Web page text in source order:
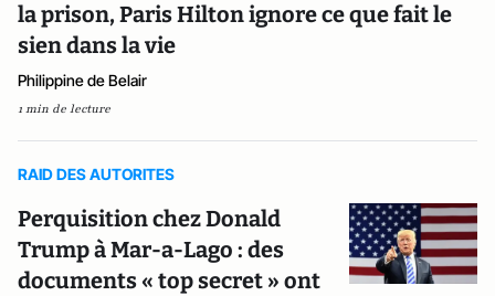
la prison, Paris Hilton ignore ce que fait le
sien dans la vie
Philippine de Belair
1 min de lecture
RAID DES AUTORITES
Perquisition chez Donald
Trump à Mar-a-Lago : des
documents « top secret » ont